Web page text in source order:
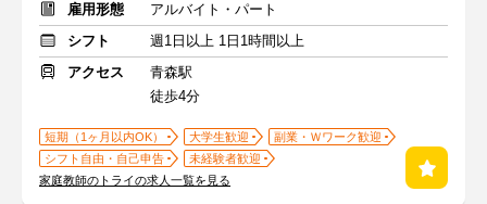
雇用形態
アルバイト・パート
シフト
週1日以上 1日1時間以上
アクセス
青森駅
徒歩4分
短期（1ヶ月以内OK） 大学生歓迎
副業・Ｗワーク歓迎
シフト自由・自己申告
未経験者歓迎
家庭教師のトライの求人一覧を見る